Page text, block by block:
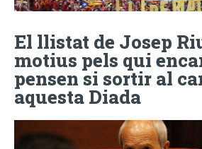
El llistat de Josep
motius pels qui
pensen si sortir al
aquesta Diada